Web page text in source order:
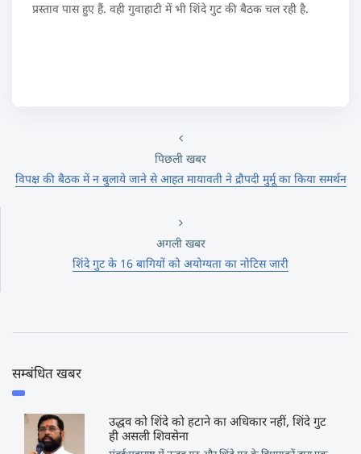
प्रस्ताव पास हुए हैं. वही गुवाहाटी में भी शिंदे गुट की बैठक चल रही है.
पिछली खबर
विपक्ष की बैठक में न बुलाये जाने से आहत मायावती ने द्रौपदी मुर्मू का किया समर्थन
अगली खबर
शिंदे गुट के 16 बागियों को अयोग्यता का नोटिस जारी
सम्बंधित खबर
उद्धव को शिंदे को हटाने का अधिकार नहीं, शिंदे गुट
ही असली शिवसेना